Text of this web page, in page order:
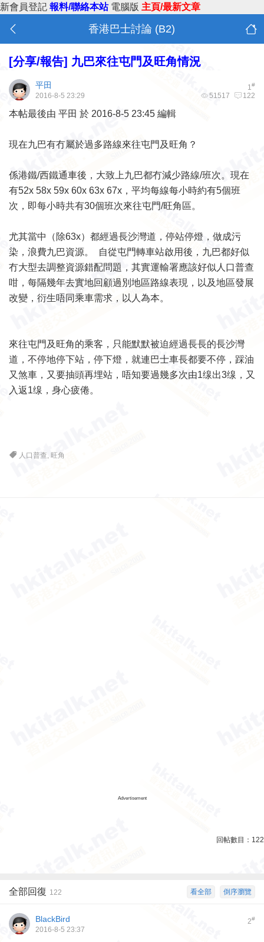
新會員登記 報料/聯絡本站 電腦版 主頁/最新文章
香港巴士討論 (B2)
[分享/報告] 九巴來往屯門及旺角情況
1#
平田
51517 122
2016-8-5 23:29
本帖最後由 平田 於 2016-8-5 23:45 編輯
現在九巴有冇屬於過多路線來往屯門及旺角？
係港鐵/西鐵通車後，大致上九巴都冇減少路線/班次。現在
有52x 58x 59x 60x 63x 67x，平均每線每小時約有5個班
次，即每小時共有30個班次來往屯門/旺角區。
尤其當中（除63x）都經過長沙灣道，停站停燈，做成污
染，浪費九巴資源。 自從屯門轉車站啟用後，九巴都好似
冇大型去調整資源錯配問題，其實運輸署應該好似人口普查
咁，每隔幾年去實地回顧過別地區路線表現，以及地區發展
改變，衍生唔同乘車需求，以人為本。
來往屯門及旺角的乘客，只能默默被迫經過長長的長沙灣
道，不停地停下站，停下燈，就連巴士車長都要不停，踩油
又煞車，又要抽頭再埋站，唔知要過幾多次由1缐出3缐，又
入返1缐，身心疲倦。
人口普查, 旺角
Advertisement
回帖數目： 122
倒序瀏覽
看全部
全部回復 122
2#
BlackBird
2016-8-5 23:37